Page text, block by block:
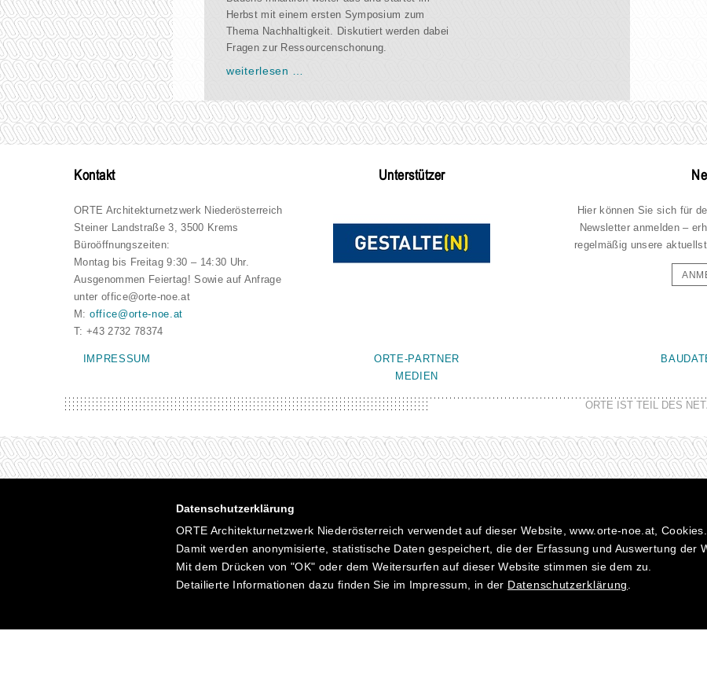
Herbst mit einem ersten Symposium zum
Thema Nachhaltigkeit. Diskutiert werden dabei
Fragen zur Ressourcenschonung.
weiterlesen …
Kontakt
ORTE Architekturnetzwerk Niederösterreich
Steiner Landstraße 3, 3500 Krems
Büroöffnungszeiten:
Montag bis Freitag 9:30 – 14:30 Uhr.
Ausgenommen Feiertag! Sowie auf Anfrage
unter office@orte-noe.at
M: office@orte-noe.at
T: +43 2732 78374
Unterstützer
Hier können Sie sich für
Newsletter anmelden –
regelmäßig unsere
IMPRESSUM
ORTE-PARTNER
MEDIEN
ORTE IST TEIL DES
Datenschutzerklärung
ORTE Architekturnetzwerk Niederösterreich verwendet auf dieser Website, www.orte-noe.at, Cookies.
Damit werden anonymisierte, statistische Daten gespeichert, die der Erfassung und Auswertung der
Mit dem Drücken von "OK" oder dem Weitersurfen auf dieser Website stimmen sie dem zu.
Detailierte Informationen dazu finden Sie im Impressum, in der Datenschutzerklärung.